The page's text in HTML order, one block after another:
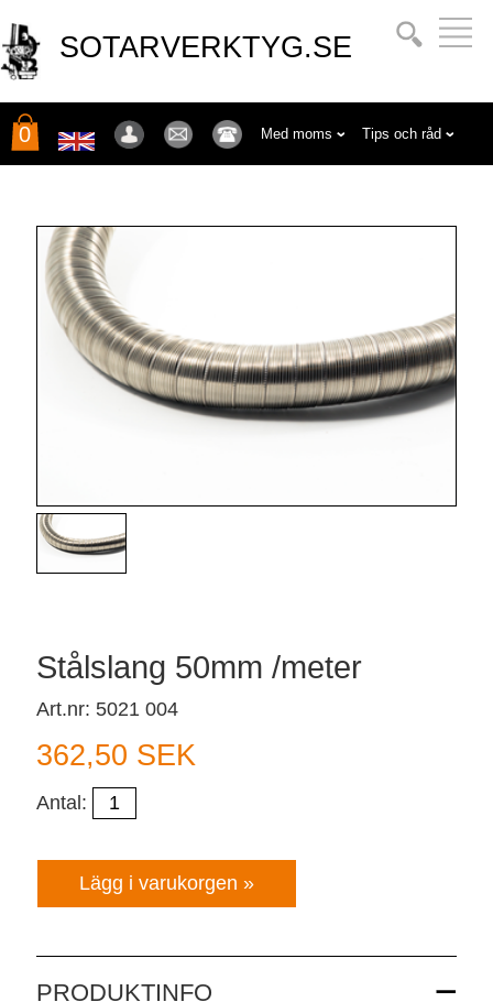
SOTARVERKTYG.SE
0 Med moms Tips och råd
Stålslang 50mm /meter
Art.nr: 5021 004
362,50 SEK
Antal:
PRODUKTINFO